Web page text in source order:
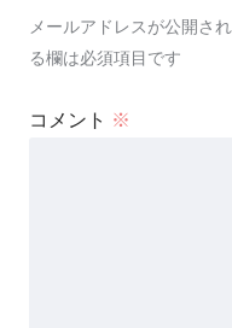
メールアドレスが公開さ
る欄は必須項目です
コメント ※